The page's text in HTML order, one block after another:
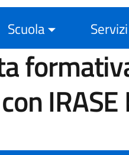
Scuola Servizi